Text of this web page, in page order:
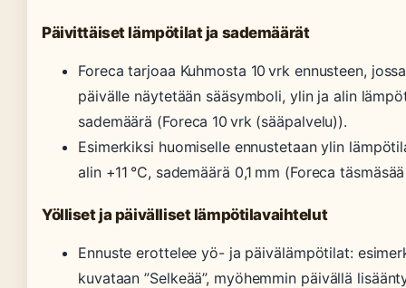
Päivittäiset lämpötilat ja sademäärät
Foreca tarjoaa Kuhmosta 10 vrk ennusteen,
päivälle näytetään sääsymboli, ylin ja alin
sademäärä (Foreca 10 vrk (sääpalvelu)).
Esimerkiksi huomiselle ennustetaan ylin
alin +11 °C, sademäärä 0,1 mm (Foreca
Yölliset ja päivälliset lämpötilavaihtelut
Ennuste erottelee yö- ja päivälämpötilat:
kuvataan ”Selkeää”, myöhemmin päivällä